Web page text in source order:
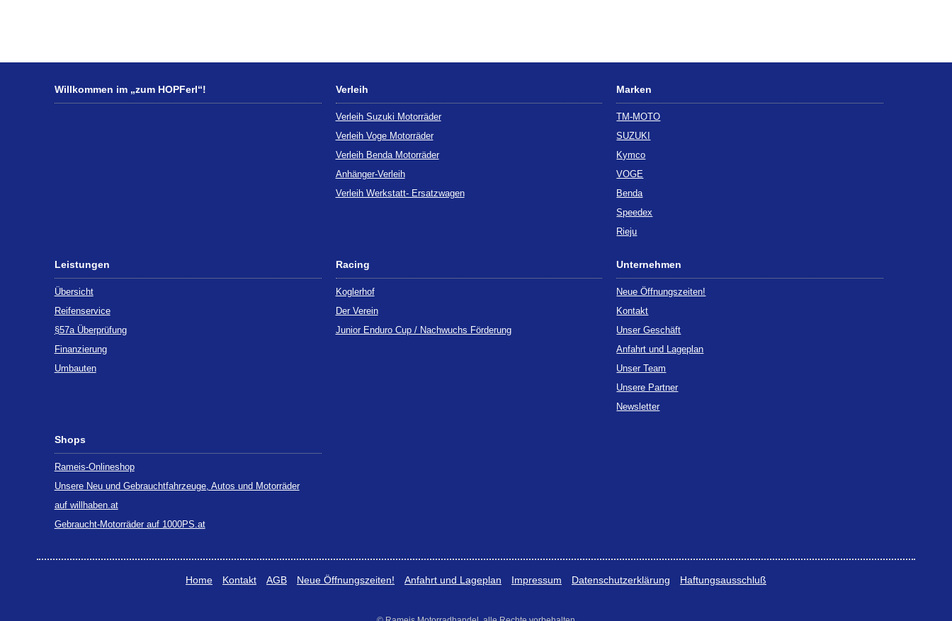
Willkommen im „zum HOPFerl“! Verleih
Verleih Suzuki Motorräder
Verleih Voge Motorräder
Verleih Benda Motorräder
Anhänger-Verleih
Verleih Werkstatt- Ersatzwagen
Marken
TM-MOTO
SUZUKI
Kymco
VOGE
Benda
Speedex
Rieju
Leistungen
Übersicht
Reifenservice
§57a Überprüfung
Finanzierung
Umbauten
Racing
Koglerhof
Der Verein
Junior Enduro Cup / Nachwuchs Förderung
Unternehmen
Neue Öffnungszeiten!
Kontakt
Unser Geschäft
Anfahrt und Lageplan
Unser Team
Unsere Partner
Newsletter
Shops
Rameis-Onlineshop
Unsere Neu und Gebrauchtfahrzeuge, Autos und Motorräder
auf willhaben.at
Gebraucht-Motorräder auf 1000PS.at
Home Kontakt AGB Neue Öffnungszeiten! Anfahrt und Lageplan Impressum Datenschutzerklärung Haftungsausschluß